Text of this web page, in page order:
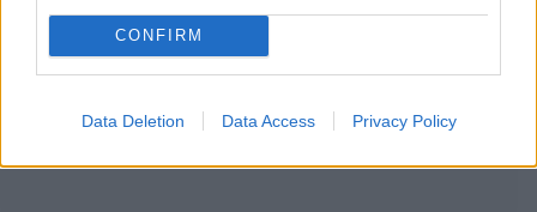
CONFIRM
Data Deletion Data Access Privacy Policy